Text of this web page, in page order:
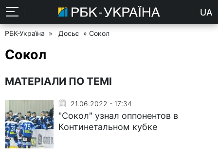
UA
РБК-Україна » Досьє » Сокол
Сокол
МАТЕРІАЛИ ПО ТЕМІ
21.06.2022 - 17:34
"Сокол" узнал оппонентов в
Континетальном кубке